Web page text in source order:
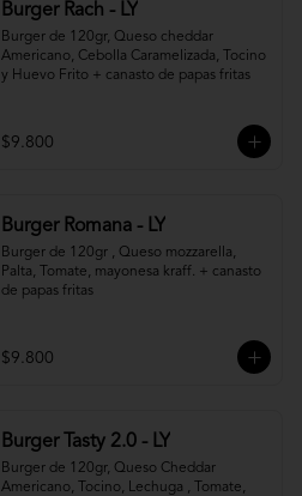
Burger Rach - LY
Burger de 120gr, Queso cheddar
Americano, Cebolla Caramelizada, Tocino
y Huevo Frito + canasto de papas fritas
$9.800
Burger Romana - LY
Burger de 120gr , Queso mozzarella,
Palta, Tomate, mayonesa kraff. + canasto
de papas fritas
$9.800
Burger Tasty 2.0 - LY
Burger de 120gr, Queso Cheddar
Americano, Tocino, Lechuga , Tomate,